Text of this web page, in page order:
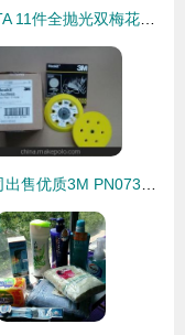
世达SATA 11件全抛光双梅花扳手组套 09028 劳防用品领域的品质之选
专业公司出售优质3M PN07390托盘 防滑有孔设计，劳保用品与装配领域的创新解决方案